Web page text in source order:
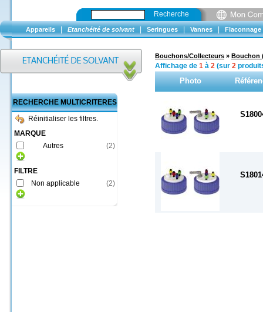
Recherche
Appareils Etanchéité de solvant Seringues Vannes Flaconnage
RECHERCHE MULTICRITERES
Réinitialiser les filtres.
MARQUE
Autres
(2)
FILTRE
Non applicable
(2)
Bouchons/Collecteurs » Bouchon
Affichage de 1 à 2 (sur 2
Photo